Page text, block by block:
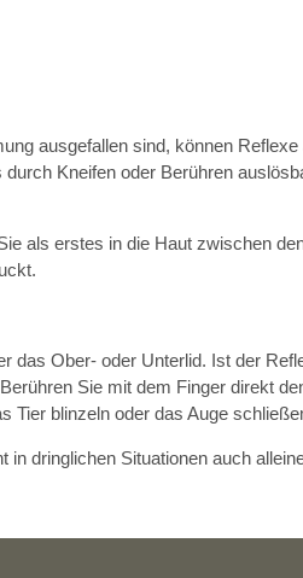
ausgefallen sind, können
Kneifen oder Berühren
als erstes in die Haut zwischen
das Ober- oder Unterlid. Ist der
Sie mit dem Finger direkt
Tier blinzeln oder das Auge
in dringlichen Situationen auch